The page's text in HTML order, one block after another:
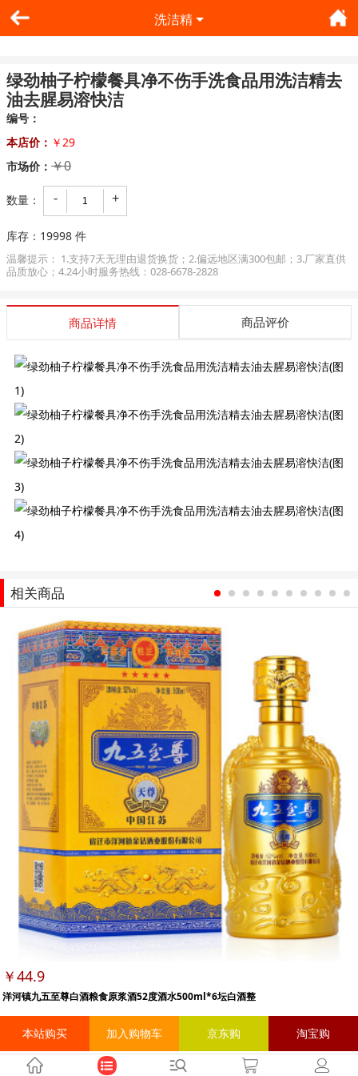
洗洁精
1 2
绿劲柚子柠檬餐具净不伤手洗食品用洗洁精去
油去腥易溶快洁
编号：
本店价： ￥29
市场价： ￥0
数量： - +
库存： 19998 件
本站购买 加入购物车 京东购 淘宝购
温馨提示： 1.支持7天无理由退货换货；2.偏远地区满300包邮；3.厂家直供
品质放心；4.24小时服务热线：028-6678-2828
商品详情 商品评价
1 2 3 4 5 6 7 8 9 10
相关商品
￥44.9
洋河镇九五至尊白酒粮食原浆酒52度酒水500ml*6坛白酒整
高能元器件|高功率元器件|高压元器件|高能电子元器件网 粤ICP备xxxxxxxx号